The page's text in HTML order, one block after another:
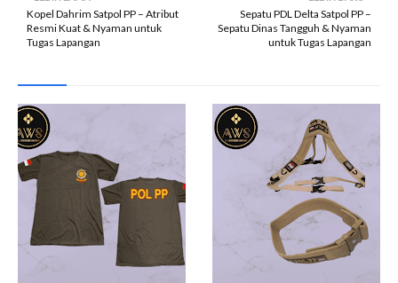
Sepatu PDL Delta Satpol PP –
Sepatu Dinas Tangguh & Nyaman
untuk Tugas Lapangan
Kopel Dahrim Satpol PP – Atribut
Resmi Kuat & Nyaman untuk
Tugas Lapangan